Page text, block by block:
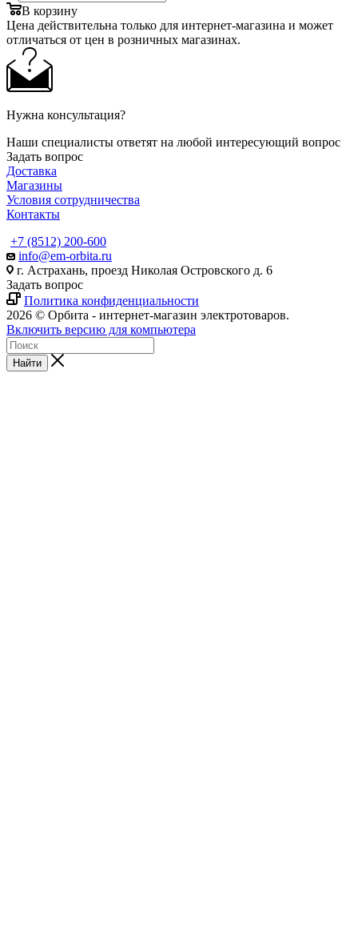
В корзину
Цена действительна только для интернет-магазина и может
отличаться от цен в розничных магазинах.
Нужна консультация?
Наши специалисты ответят на любой интересующий вопрос
Задать вопрос
Доставка
Магазины
Условия сотрудничества
Контакты
+7 (8512) 200-600
info@em-orbita.ru
г. Астрахань, проезд Николая Островского д. 6
Задать вопрос
Политика конфиденциальности
2026 © Орбита - интернет-магазин электротоваров.
Включить версию для компьютера
Найти